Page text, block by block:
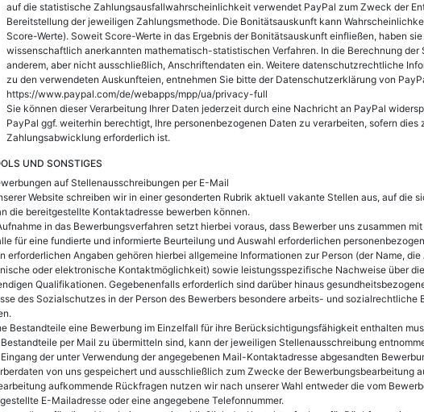
auf die statistische Zahlungsausfallwahrscheinlichkeit verwendet PayPal zum Zweck der
Bereitstellung der jeweiligen Zahlungsmethode. Die Bonitätsauskunft kann
Score-Werte). Soweit Score-Werte in das Ergebnis der Bonitätsauskunft einfließen, haben
wissenschaftlich anerkannten mathematisch-statistischen Verfahren. In die Berechnung der
anderem, aber nicht ausschließlich, Anschriftendaten ein. Weitere datenschutzrechtliche
zu den verwendeten Auskunfteien, entnehmen Sie bitte der Datenschutzerklärung von
https://www.paypal.com/de/webapps/mpp/ua/privacy-full
Sie können dieser Verarbeitung Ihrer Daten jederzeit durch eine Nachricht an PayPal
PayPal ggf. weiterhin berechtigt, Ihre personenbezogenen Daten zu verarbeiten, sofern dies
Zahlungsabwicklung erforderlich ist.
UND SONSTIGES
auf Stellenausschreibungen per E-Mail
Website schreiben wir in einer gesonderten Rubrik aktuell vakante Stellen aus, auf die
die bereitgestellte Kontaktadresse bewerben können.
in das Bewerbungsverfahren setzt hierbei voraus, dass Bewerber uns zusammen
für eine fundierte und informierte Beurteilung und Auswahl erforderlichen
erforderlichen Angaben gehören hierbei allgemeine Informationen zur Person (der Name, die
oder elektronische Kontaktmöglichkeit) sowie leistungsspezifische Nachweise über
Qualifikationen. Gegebenenfalls erforderlich sind darüber hinaus
des Sozialschutzes in der Person des Bewerbers besondere arbeits- und sozialrechtliche
Bestandteile eine Bewerbung im Einzelfall für ihre Berücksichtigungsfähigkeit enthalten
per Mail zu übermitteln sind, kann der jeweiligen Stellenausschreibung
der unter Verwendung der angegebenen Mail-Kontaktadresse abgesandten
von uns gespeichert und ausschließlich zum Zwecke der Bewerbungsbearbeitung
aufkommende Rückfragen nutzen wir nach unserer Wahl entweder die vom
E-Mailadresse oder eine angegebene Telefonnummer.